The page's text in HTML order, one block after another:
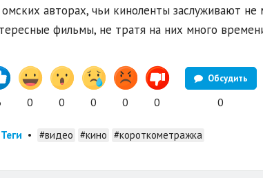
авторах, чьи киноленты заслуживают
фильмы, не тратя на них много
0 0 0 0 0
Обсудить
0
Теги • #видео #кино #короткометражка